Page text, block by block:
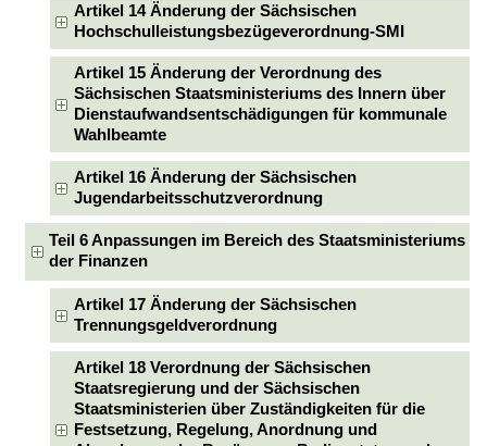
Artikel 14 Änderung der Sächsischen
Hochschulleistungsbezügeverordnung-SMI
Artikel 15 Änderung der Verordnung des
Sächsischen Staatsministeriums des Innern über
Dienstaufwandsentschädigungen für kommunale
Wahlbeamte
Artikel 16 Änderung der Sächsischen
Jugendarbeitsschutzverordnung
Teil 6 Anpassungen im Bereich des Staatsministeriums
der Finanzen
Artikel 17 Änderung der Sächsischen
Trennungsgeldverordnung
Artikel 18 Verordnung der Sächsischen
Staatsregierung und der Sächsischen
Staatsministerien über Zuständigkeiten für die
Festsetzung, Regelung, Anordnung und